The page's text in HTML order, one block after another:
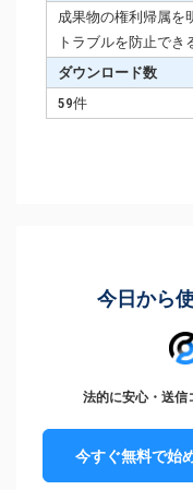
成果物の権利帰属を
トラブルを防止でき
ダウンロード数
59件
今日から
法的に安心・送
今すぐ無料で始